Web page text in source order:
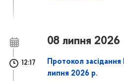
08 липня 2026
12:17
Протокол
липня 2026 р.